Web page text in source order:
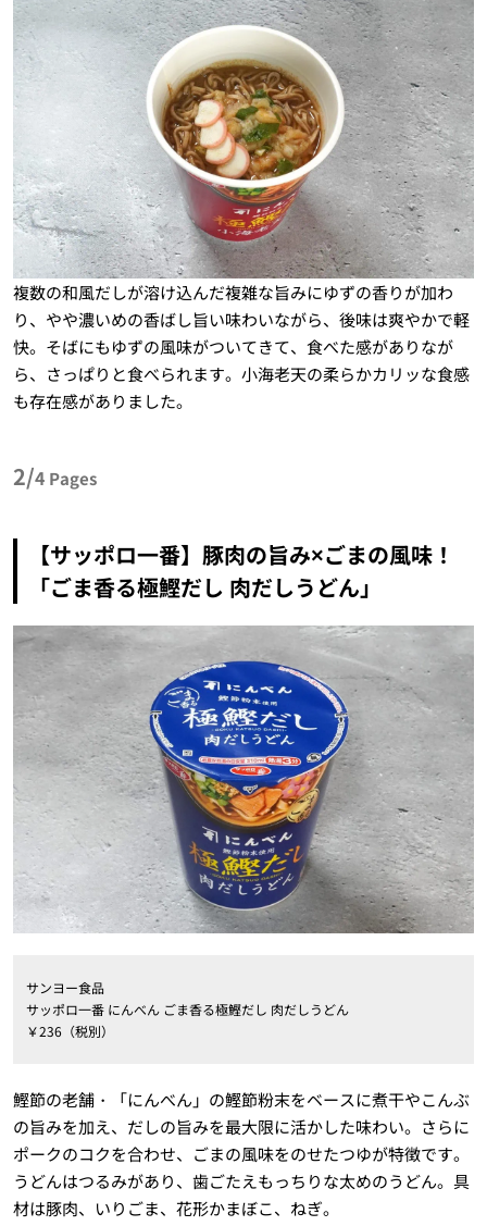
複数の和風だしが溶け込んだ複雑な旨みにゆずの香りが加わ
り、やや濃いめの香ばし旨い味わいながら、後味は爽やかで軽
快。そばにもゆずの風味がついてきて、食べた感がありなが
ら、さっぱりと食べられます。小海老天の柔らかカリッな食感
も存在感がありました。
2/4 Pages
【サッポロ一番】豚肉の旨み×ごまの風味！
「ごま香る極鰹だし 肉だしうどん」
サンヨー食品
サッポロ一番 にんべん ごま香る極鰹だし 肉だしうどん
￥236（税別）
鰹節の老舗・「にんべん」の鰹節粉末をベースに煮干やこんぶ
の旨みを加え、だしの旨みを最大限に活かした味わい。さらに
ポークのコクを合わせ、ごまの風味をのせたつゆが特徴です。
うどんはつるみがあり、歯ごたえもっちりな太めのうどん。具
材は豚肉、いりごま、花形かまぼこ、ねぎ。